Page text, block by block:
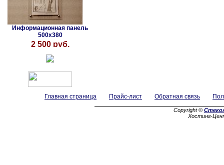
Информационная панель
500х380
2 500 руб.
Главная страница Прайс-лист Обратная связь
Copyright ©
Хостинг-